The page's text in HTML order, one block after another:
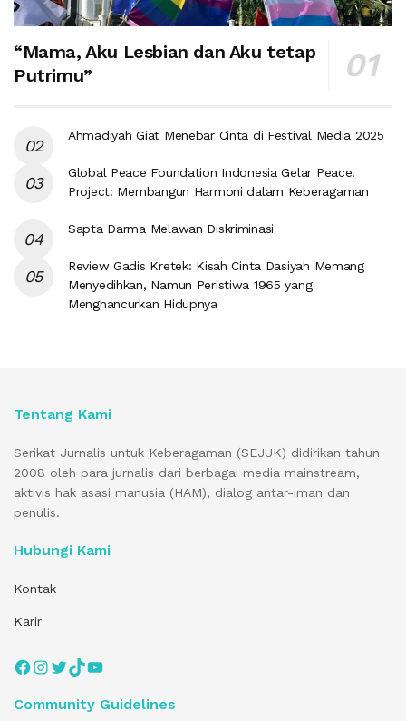
“Mama, Aku Lesbian dan Aku tetap
Putrimu”
Ahmadiyah Giat Menebar Cinta di Festival Media 2025
Global Peace Foundation Indonesia Gelar Peace!
Project: Membangun Harmoni dalam Keberagaman
Sapta Darma Melawan Diskriminasi
Review Gadis Kretek: Kisah Cinta Dasiyah Memang
Menyedihkan, Namun Peristiwa 1965 yang
Menghancurkan Hidupnya
Tentang Kami
Serikat Jurnalis untuk Keberagaman (SEJUK) didirikan tahun
2008 oleh para jurnalis dari berbagai media mainstream,
aktivis hak asasi manusia (HAM), dialog antar-iman dan
penulis.
Hubungi Kami
Kontak
Karir
Facebook
Instagram
Twitter
TikTokYouTube
Community Guidelines